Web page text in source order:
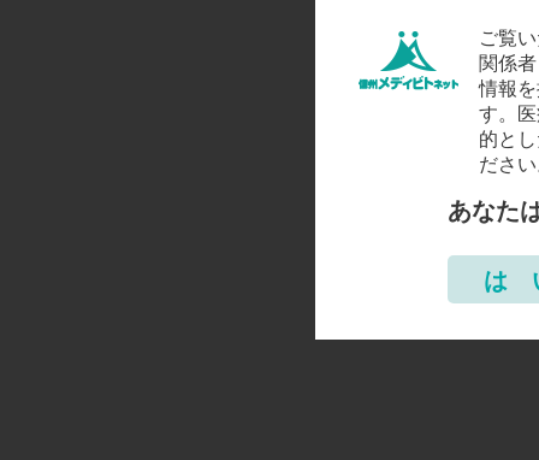
ご覧
関係
情報
す。
的と
ださ
あなた
は